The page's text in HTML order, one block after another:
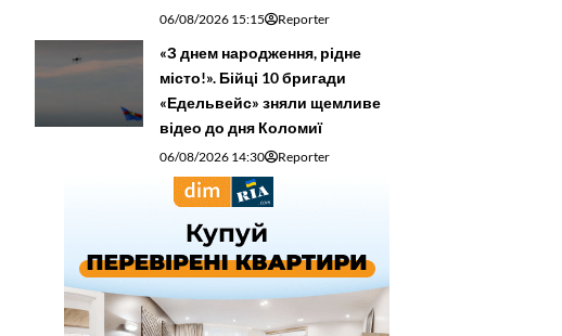
06/08/2026 15:15 Reporter
«З днем народження, рідне
місто!». Бійці 10 бригади
«Едельвейс» зняли щемливе
відео до дня Коломиї
06/08/2026 14:30 Reporter